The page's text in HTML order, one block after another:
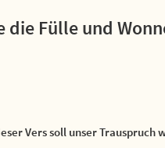
Fülle und
Vers soll unser Trauspruch